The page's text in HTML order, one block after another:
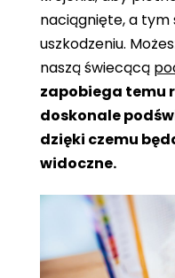
naciągnięte, a tym
uszkodzeniu.
naszą świecącą
zapobiega temu
doskonale
dzięki czemu
widoczne.